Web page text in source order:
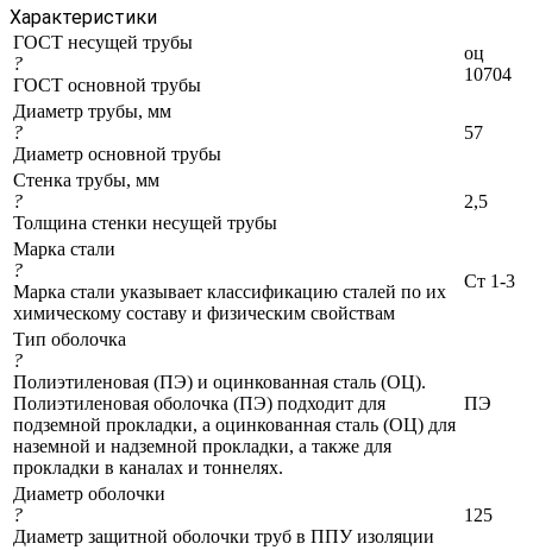
Характеристики
ГОСТ несущей трубы
?
ГОСТ основной трубы
оц
10704
Диаметр трубы, мм
?
Диаметр основной трубы
57
Стенка трубы, мм
?
Толщина стенки несущей трубы
2,5
Марка стали
?
Марка стали указывает классификацию сталей по их
химическому составу и физическим свойствам
Ст 1-3
Тип оболочка
?
Полиэтиленовая (ПЭ) и оцинкованная сталь (ОЦ).
Полиэтиленовая оболочка (ПЭ) подходит для
подземной прокладки, а оцинкованная сталь (ОЦ) для
наземной и надземной прокладки, а также для
прокладки в каналах и тоннелях.
ПЭ
Диаметр оболочки
?
Диаметр защитной оболочки труб в ППУ изоляции
125